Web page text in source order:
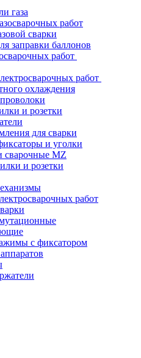
газа
работ
сварки
заправки баллонов
работ
работ
охлаждения
и розетки
для сварки
и уголки
сварочные MZ
и розетки
работ
с фиксатором